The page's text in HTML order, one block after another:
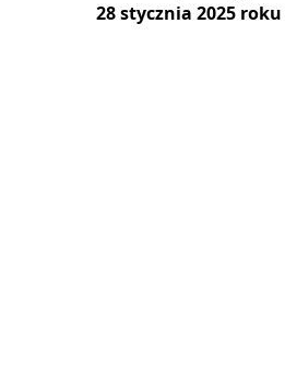
28 stycznia 2025 roku